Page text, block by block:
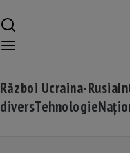
Război Ucraina-Rusia
diversTehnologie